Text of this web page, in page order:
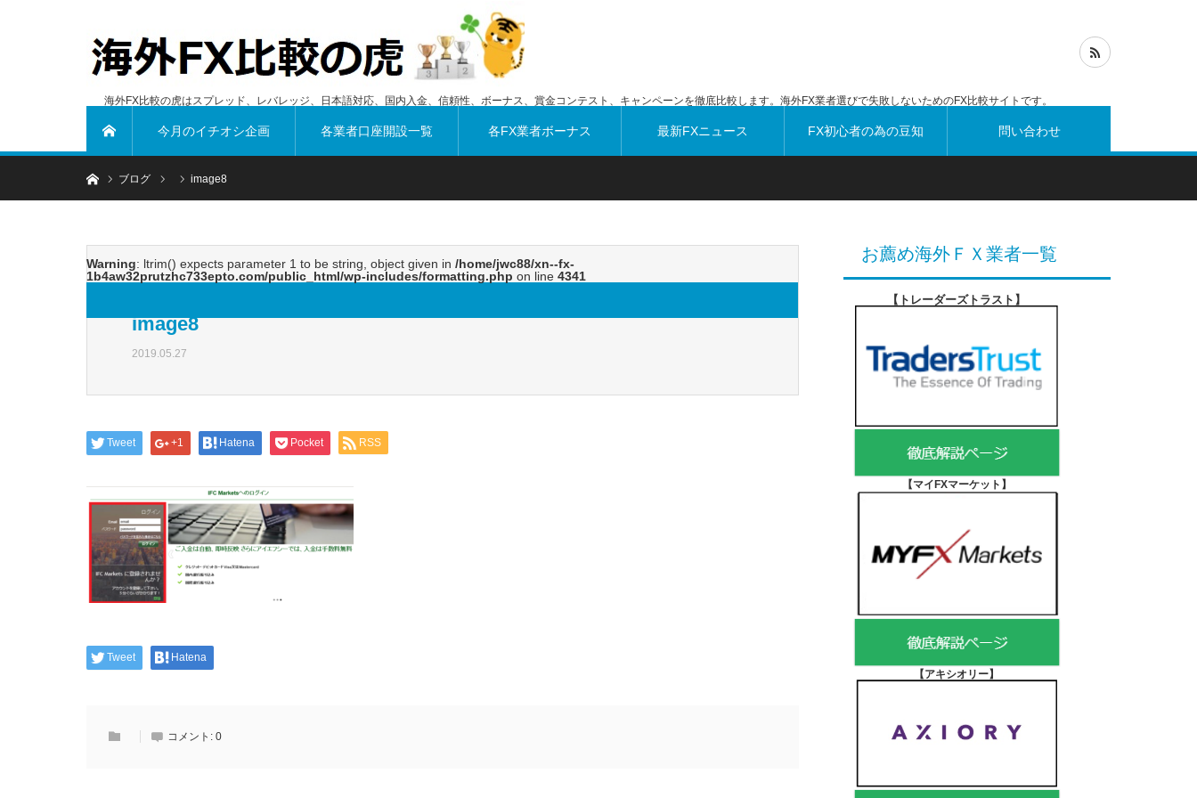
海外FX比較の虎はスプレッド、レバレッジ、日本語対応、国内入金、信頼性、ボーナス、賞金コンテスト、キャンペーンを徹底比較します。海外FX業者選びで失敗しないためのFX比較サイトです。
今月のイチオシ企画 各業者口座開設一覧 各FX業者ボーナス 最新FXニュース FX初心者の為の豆知 問い合わせ
ホームブログ image8
Warning: ltrim() expects parameter 1 to be string, object given in /home/jwc88/xn--fx-
1b4aw32prutzhc733epto.com/public_html/wp-includes/formatting.php on line 4341
image8
2019.05.27
Tweet +1 Hatena Pocket RSS
Tweet Hatena
コメント: 0
お薦め海外ＦＸ業者一覧
【トレーダーズトラスト 】
【マイFXマーケット 】
【アキシオリー】